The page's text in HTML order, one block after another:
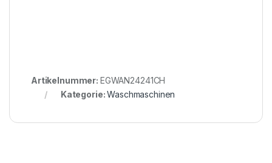
Artikelnummer: EGWAN24241CH
Kategorie:Waschmaschinen